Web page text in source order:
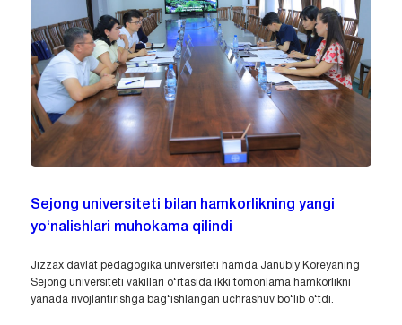
Sejong universiteti bilan hamkorlikning yangi
yo‘nalishlari muhokama qilindi
Jizzax davlat pedagogika universiteti hamda Janubiy Koreyaning
Sejong universiteti vakillari o‘rtasida ikki tomonlama hamkorlikni
yanada rivojlantirishga bag‘ishlangan uchrashuv bo‘lib o‘tdi.